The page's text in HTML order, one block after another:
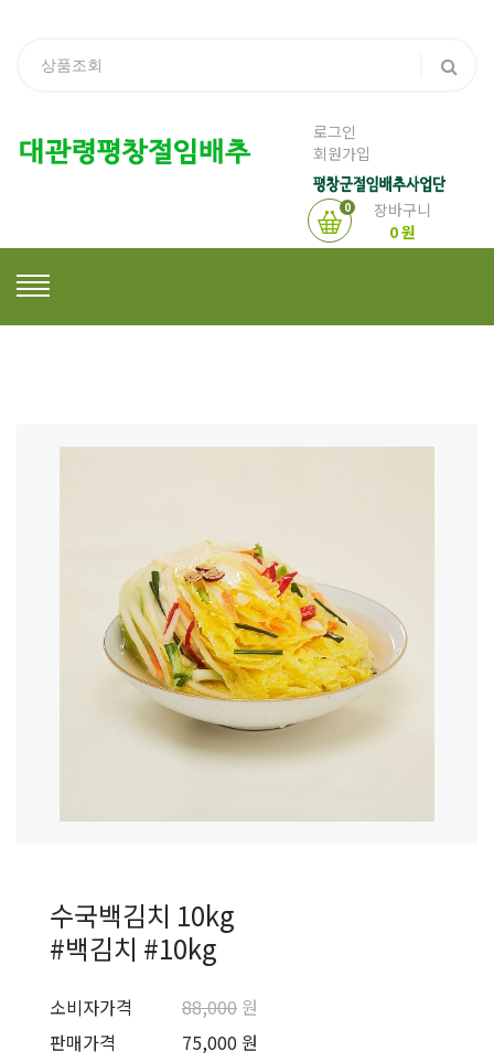
로그인
회원가입
0
장바구니
0 원
수국백김치 10kg
#백김치 #10kg
소비자가격 88,000 원
판매가격
75,000 원